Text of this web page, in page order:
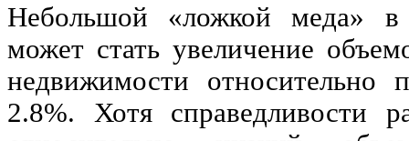
Небольшой «ложкой меда» в
может стать увеличение
недвижимости относительно
2.8%. Хотя справедливости